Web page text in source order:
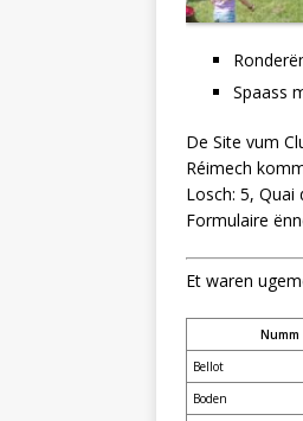
Spaass
De Site vum
Réimech
Losch: 5, Quai
Formulaire
Et waren
Numm
Bellot
Boden